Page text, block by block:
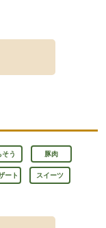
そう 豚肉
ート スイーツ